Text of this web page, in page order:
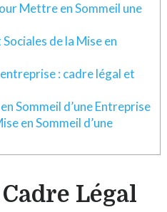
Mettre en Sommeil une
de la Mise en
: cadre légal et
Sommeil d’une Entreprise
en Sommeil d’une
Légal